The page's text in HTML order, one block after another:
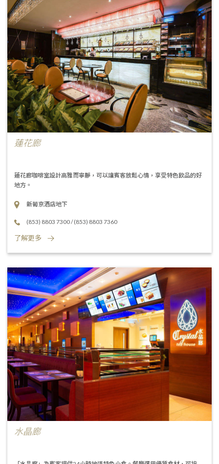
蓮花廊
蓮花廊咖啡室設計高雅而寧靜，可以讓賓客放鬆心情，享受特色飲品的好
地方。
新葡京酒店地下
(853) 8803 7300/(853) 8803 7360
了解更多
水晶廊